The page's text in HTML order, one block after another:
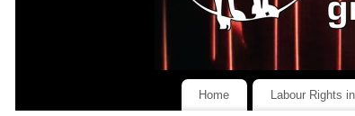
Home Labour Rights